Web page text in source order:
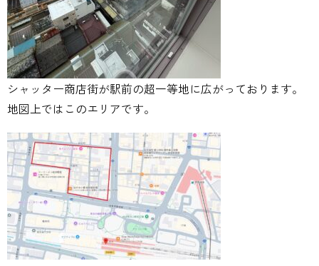
シャッター商店街が駅前の超一等地に広がっております。
地図上ではこのエリアです。